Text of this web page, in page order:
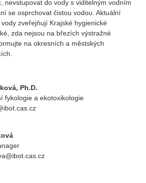
nevstupovat do vody s viditelným vodním
se osprchovat čistou vodou. Aktuální
zveřejňují Krajské hygienické
zda nejsou na březích výstražné
na okresních a městských
Ph.D.
fykologie a ekotoxikologie